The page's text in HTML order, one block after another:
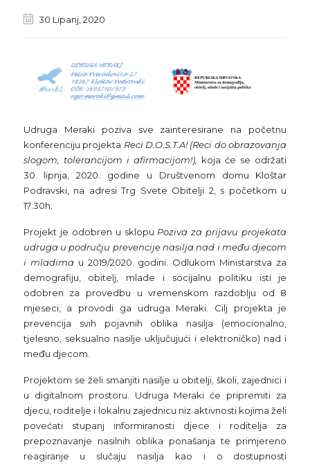
30 Lipanj, 2020
Udruga Meraki poziva sve zainteresirane na početnu
konferenciju projekta Reci D.O.S.T.A! (Reci do obrazovanja
slogom, tolerancijom i afirmacijom!), koja će se održati
30. lipnja, 2020. godine u Društvenom domu Kloštar
Podravski, na adresi Trg Svete Obitelji 2, s početkom u
17:30h.
Projekt je odobren u sklopu Poziva za prijavu projekata
udruga u području prevencije nasilja nad i među djecom
i mladima u 2019/2020. godini. Odlukom Ministarstva za
demografiju, obitelj, mlade i socijalnu politiku isti je
odobren za provedbu u vremenskom razdoblju od 8
mjeseci, a provodi ga udruga Meraki. Cilj projekta je
prevencija svih pojavnih oblika nasilja (emocionalno,
tjelesno, seksualno nasilje uključujući i elektroničko) nad i
među djecom.
Projektom se želi smanjiti nasilje u obitelji, školi, zajednici i
u digitalnom prostoru. Udruga Meraki će pripremiti za
djecu, roditelje i lokalnu zajednicu niz aktivnosti kojima želi
povećati stupanj informiranosti djece i roditelja za
prepoznavanje nasilnih oblika ponašanja te primjereno
reagiranje u slučaju nasilja kao i o dostupnosti